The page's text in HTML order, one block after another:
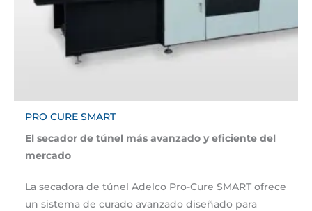
PRO CURE SMART
El secador de túnel más avanzado y eficiente del
mercado
La secadora de túnel Adelco Pro-Cure SMART ofrece
un sistema de curado avanzado diseñado para